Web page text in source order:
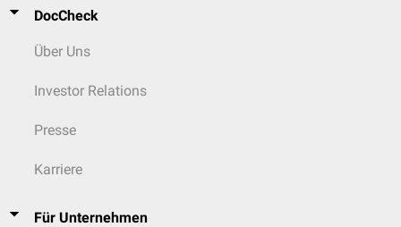
DocCheck
Über Uns
Investor Relations
Presse
Karriere
Für Unternehmen